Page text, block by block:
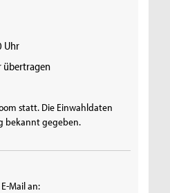
Uhr
übertragen
statt. Die Einwahldaten
bekannt gegeben.
Mail an: